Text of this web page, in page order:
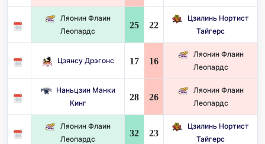
Ляонин Флаин
Леопардс
25 22
Цзилинь Нортист
Тайгерс
Цзянсу Дрэгонс 17 16
Ляонин Флаин
Леопардс
Наньцзин Манки
Кинг
28 26
Ляонин Флаин
Леопардс
Ляонин Флаин
Леопардс
32 23
Цзилинь Нортист
Тайгерс